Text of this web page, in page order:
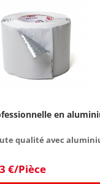
en
qualité avec
€/Pièce